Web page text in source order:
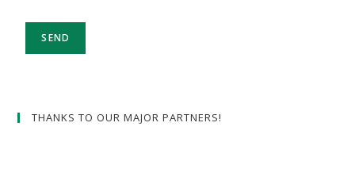
SEND
THANKS TO OUR MAJOR PARTNERS!